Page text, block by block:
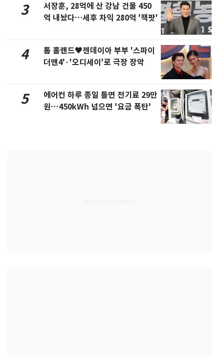
3
서장훈, 28억에 산 강남 건물 450
억 내놨다…세후 차익 280억 '잭팟'
4
톰 홀랜드♥젠데이아 부부 '스파이
더맨4'·'오디세이'로 극장 장악
5
에어컨 하루 종일 틀면 전기료 29만
원…450kWh 넘으면 '요금 폭탄'